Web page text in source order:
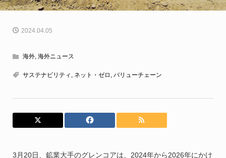
2024.04.05
海外, 海外ニュース
サステナビリティ ネット・ゼロ バリューチェーン
3月20日、鉱業大手のグレンコアは、2024年から2026年にかけ